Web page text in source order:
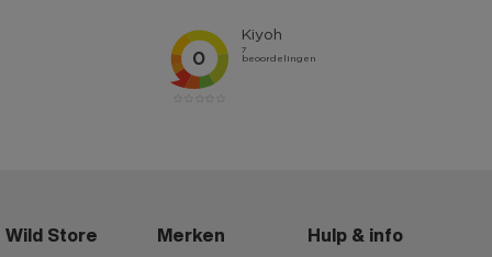
Wild Store Merken Hulp & info